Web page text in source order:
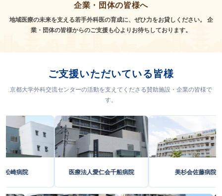
企業・団体の皆様へ
地域医療の未来を支える若手外科医の育成に、ぜひ力をお貸しください。
企
業・団体の皆様からのご支援も心よりお待ちしております。
ご支援いただいている皆様
京都大学外科交流センターの活動を支えてくださる賛助施設・企業の皆様で
す。
医療法人愛仁会千船病院 美杉会佐藤病院